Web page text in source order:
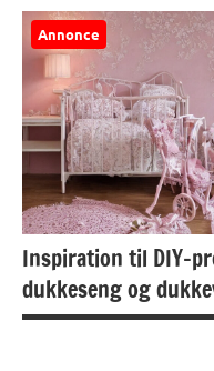
Annonce
Inspiration til DIY-
dukkeseng og